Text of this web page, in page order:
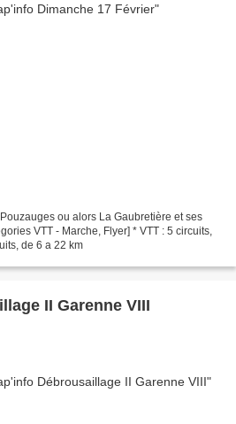
ou alors La Gaubretière et ses
VTT - Marche, Flyer] * VTT : 5 circuits,
de 6 a 22 km
II Garenne VIII